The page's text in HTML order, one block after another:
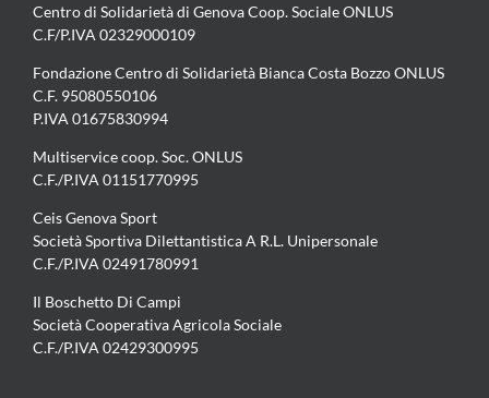
Centro di Solidarietà di Genova Coop. Sociale ONLUS
C.F/P.IVA 02329000109
Fondazione Centro di Solidarietà Bianca Costa Bozzo ONLUS
C.F. 95080550106
P.IVA 01675830994
Multiservice coop. Soc. ONLUS
C.F./P.IVA 01151770995
Ceis Genova Sport
Società Sportiva Dilettantistica A R.L. Unipersonale
C.F./P.IVA 02491780991
Il Boschetto Di Campi
Società Cooperativa Agricola Sociale
C.F./P.IVA 02429300995